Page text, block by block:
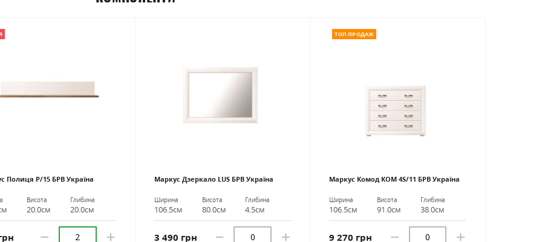
Полиця P/15 БРВ Україна
Висота
20.0см
Глибина
20.0см
Маркус Дзеркало LUS БРВ Україна
Ширина
106.5см
Висота
80.0см
Глибина
4.5см
3 490 грн
ТОП ПРОДАЖ
Маркус Комод КОМ 4S/11 БРВ Україна
Ширина
106.5см
Висота
91.0см
Глибина
38.0см
9 270 грн